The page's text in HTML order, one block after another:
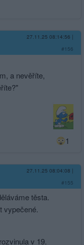
27.11.25 08:14:56 |
#156
a nevěříte,
1
27.11.25 08:04:08 |
#155
těsta.
vypečené.
v 19.